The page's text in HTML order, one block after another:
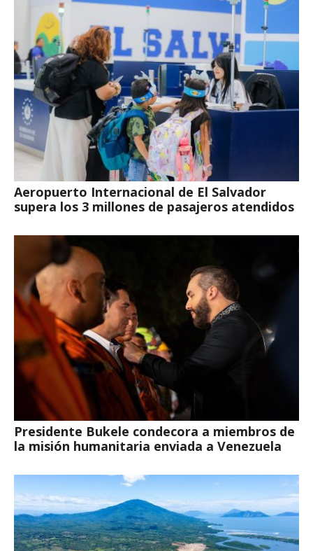
Aeropuerto Internacional de El Salvador
supera los 3 millones de pasajeros atendidos
Presidente Bukele condecora a miembros de
la misión humanitaria enviada a Venezuela